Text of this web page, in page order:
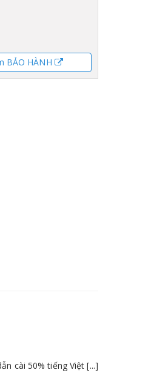
BẢO HÀNH
cài 50% tiếng Việt [...]